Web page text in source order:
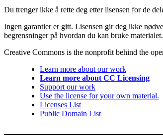
Du trenger ikke å rette deg etter lisensen for de
Ingen garantier er gitt. Lisensen gir deg ikke
begrensninger på hvordan du kan bruke materialet.
Creative Commons is the nonprofit behind the
Learn more about our work
Learn more about CC Licensing
Support our work
Use the license for your own material.
Licenses List
Public Domain List